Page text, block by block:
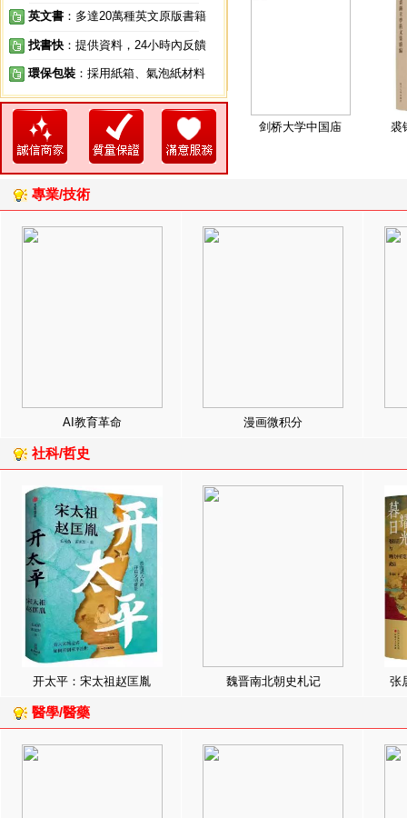
英文書 ：多達20萬種英文原版書籍
找書快 ：提供資料，24小時內反饋
環保包裝 ：採用紙箱、氣泡紙材料
剑桥大学中国庙 裘
專業/技術
AI教育革命 漫画微积分
社科/哲史
开太平：宋太祖赵匡胤 魏晋南北朝史札记 张
醫學/醫藥